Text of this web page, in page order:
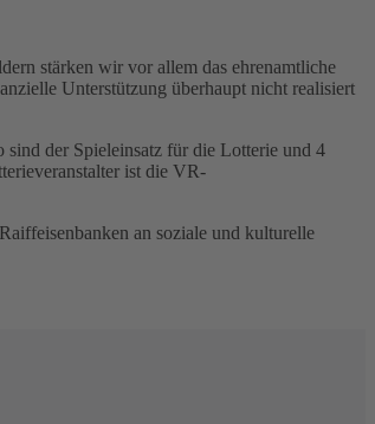
stärken wir vor allem das ehrenamtliche
Unterstützung überhaupt nicht realisiert
der Spieleinsatz für die Lotterie und 4
ist die VR-
an soziale und kulturelle